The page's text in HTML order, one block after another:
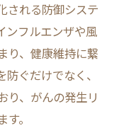
に解説
響
される防御システ
ンフルエンザや風
り、健康維持に繋
ぐだけでなく、
り、がんの発生リ
。